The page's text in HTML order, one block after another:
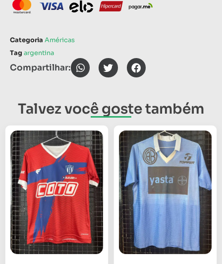
Categoria Américas
Tag argentina
Compartilhar:
Talvez você goste também